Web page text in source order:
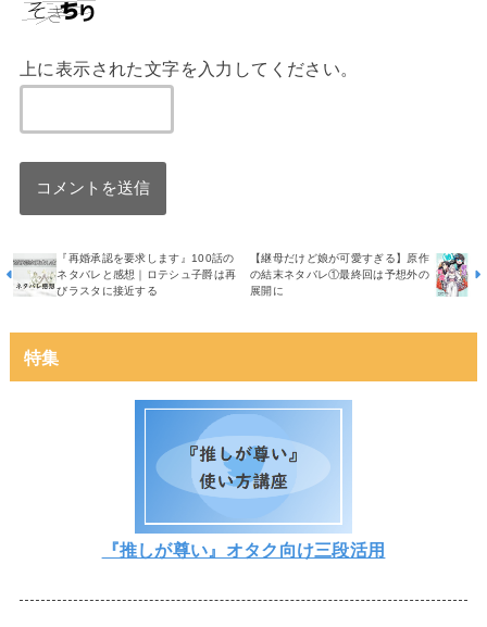
上に表示された文字を入力してください。
『再婚承認を要求します』100話の
ネタバレと感想｜ロテシュ子爵は再
びラスタに接近する
【継母だけど娘が可愛すぎる】原作
の結末ネタバレ①最終回は予想外の
展開に
特集
『推しが尊い』オタク向け三段活用